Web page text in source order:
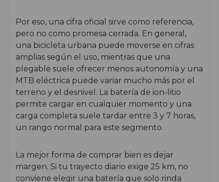
Por eso, una cifra oficial sirve como referencia,
pero no como promesa cerrada. En general,
una bicicleta urbana puede moverse en cifras
amplias según el uso, mientras que una
plegable suele ofrecer menos autonomía y una
MTB eléctrica puede variar mucho más por el
terreno y el desnivel. La batería de ion-litio
permite cargar en cualquier momento y una
carga completa suele tardar entre 3 y 7 horas,
un rango normal para este segmento.
La mejor forma de comprar bien es dejar
margen. Si tu trayecto diario exige 25 km, no
conviene elegir una batería que solo rinda